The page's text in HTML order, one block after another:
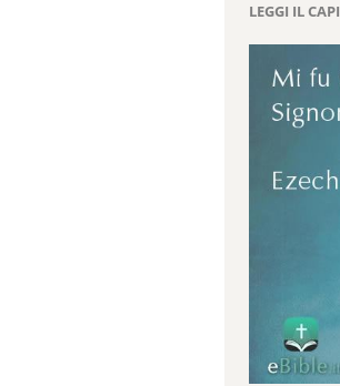
LEGGI IL